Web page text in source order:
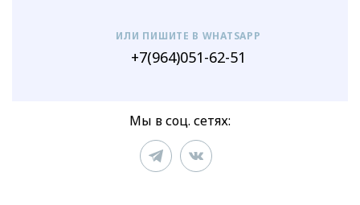
ИЛИ ПИШИТЕ В WHATSAPP
+7(964)051-62-51
Мы в соц. сетях: